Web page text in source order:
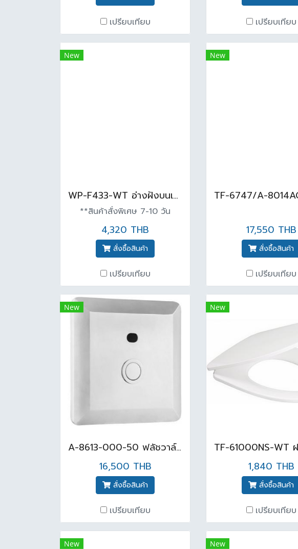
เปรียบเทียบ เปรียบเทียบ
New
WP-F433-WT อ่างฝังบนเคาน์เตอร์ NEO MODERN สีขาว
**สินค้าสั่งพิเศษ 7-10 วัน
4,320 THB
สั่งซื้อสินค้า
เปรียบเทียบ
New
17,550 THB
สั่งซื้อสินค้า
เปรียบเทียบ
New
A-8613-000-50 ฟลัชวาล์ว อัตโนมัติ ไฟฟ้า
16,500 THB
สั่งซื้อสินค้า
เปรียบเทียบ
New
1,840 THB
สั่งซื้อสินค้า
เปรียบเทียบ
New New